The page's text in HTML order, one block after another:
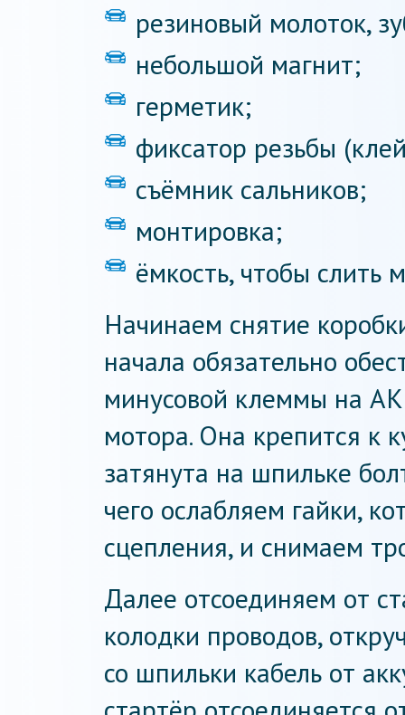
резиновый молоток,
небольшой магнит;
герметик;
фиксатор резьбы
съёмник сальников;
монтировка;
ёмкость, чтобы слить
Начинаем снятие
начала обязательно
минусовой клеммы на
мотора. Она крепится к
затянута на шпильке
чего ослабляем гайки,
сцепления, и снимаем
Далее отсоединяем от
колодки проводов,
со шпильки кабель от